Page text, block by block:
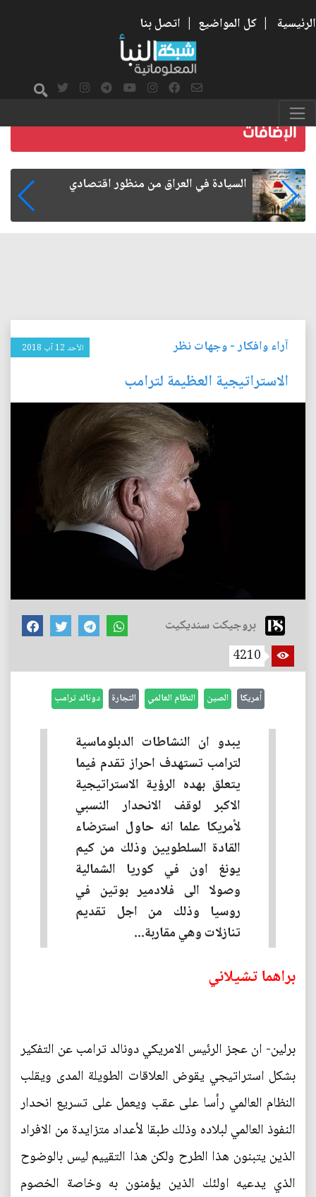
الرئيسية | كل المواضيع | اتصل بنا
ما بعد الأربعين.. كيف اتسعت الزيارة من هويتها
آراء وافكار-وجهات نظر الأحد 12 آب 2018
الاستراتيجية العظيمة لترامب
بروجيكت سنديكيت
4210
أمريكا الصين النظام العالمي التجارة دونالد ترامب
يبدو ان النشاطات الدبلوماسية
لترامب تستهدف احراز تقدم فيما
يتعلق بهده الرؤية الاستراتيجية
الاكبر لوقف الانحدار النسبي
لأمريكا علما انه حاول استرضاء
القادة السلطويين وذلك من كيم
يونغ اون في كوريا الشمالية
وصولا الى فلادمير بوتين في
روسيا وذلك من اجل تقديم
تنازلات وهي مقاربة...
براهما تشيلاني
برلين- ان عجز الرئيس الامريكي دونالد ترامب عن التفكير
بشكل استراتيجي يقوض العلاقات الطويلة المدى ويقلب
النظام العالمي رأسا على عقب ويعمل على تسريع انحدار
النفوذ العالمي لبلاده وذلك طبقا لأعداد متزايدة من الافراد
الذين يتبنون هذا الطرح ولكن هذا التقييم ليس بالوضوح
الذي يدعيه اولئك الذين يؤمنون به وخاصة الخصوم